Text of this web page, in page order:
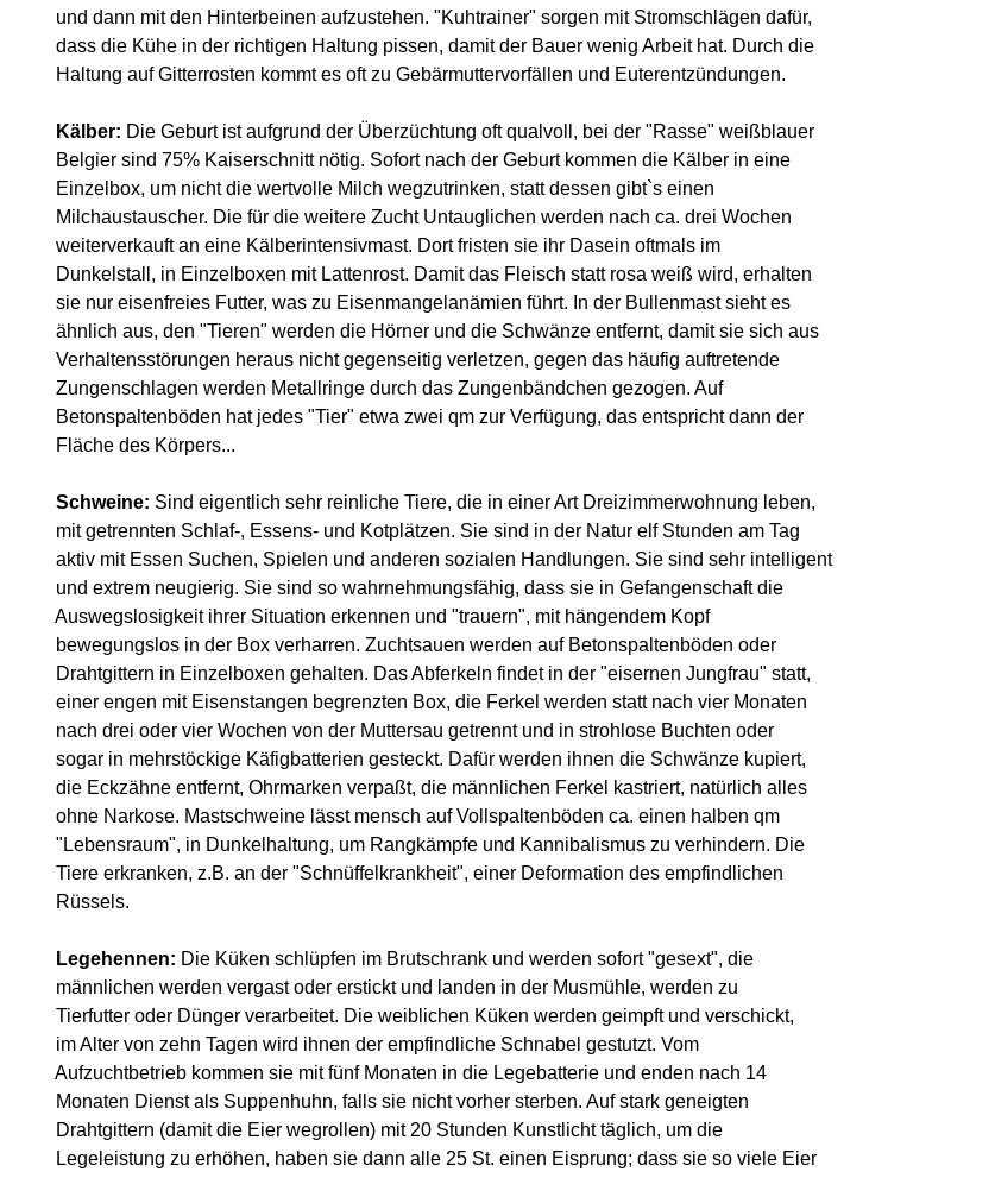
und dann mit den Hinterbeinen aufzustehen. "Kuhtrainer" sorgen mit Stromschlägen dafür,
dass die Kühe in der richtigen Haltung pissen, damit der Bauer wenig Arbeit hat. Durch die
Haltung auf Gitterrosten kommt es oft zu Gebärmuttervorfällen und Euterentzündungen.
Kälber: Die Geburt ist aufgrund der Überzüchtung oft qualvoll, bei der "Rasse" weißblauer
Belgier sind 75% Kaiserschnitt nötig. Sofort nach der Geburt kommen die Kälber in eine
Einzelbox, um nicht die wertvolle Milch wegzutrinken, statt dessen gibt`s einen
Milchaustauscher. Die für die weitere Zucht Untauglichen werden nach ca. drei Wochen
weiterverkauft an eine Kälberintensivmast. Dort fristen sie ihr Dasein oftmals im
Dunkelstall, in Einzelboxen mit Lattenrost. Damit das Fleisch statt rosa weiß wird, erhalten
sie nur eisenfreies Futter, was zu Eisenmangelanämien führt. In der Bullenmast sieht es
ähnlich aus, den "Tieren" werden die Hörner und die Schwänze entfernt, damit sie sich aus
Verhaltensstörungen heraus nicht gegenseitig verletzen, gegen das häufig auftretende
Zungenschlagen werden Metallringe durch das Zungenbändchen gezogen. Auf
Betonspaltenböden hat jedes "Tier" etwa zwei qm zur Verfügung, das entspricht dann der
Fläche des Körpers...
Schweine: Sind eigentlich sehr reinliche Tiere, die in einer Art Dreizimmerwohnung leben,
mit getrennten Schlaf-, Essens- und Kotplätzen. Sie sind in der Natur elf Stunden am Tag
aktiv mit Essen Suchen, Spielen und anderen sozialen Handlungen. Sie sind sehr intelligent
und extrem neugierig. Sie sind so wahrnehmungsfähig, dass sie in Gefangenschaft die
Auswegslosigkeit ihrer Situation erkennen und "trauern", mit hängendem Kopf
bewegungslos in der Box verharren. Zuchtsauen werden auf Betonspaltenböden oder
Drahtgittern in Einzelboxen gehalten. Das Abferkeln findet in der "eisernen Jungfrau" statt,
einer engen mit Eisenstangen begrenzten Box, die Ferkel werden statt nach vier Monaten
nach drei oder vier Wochen von der Muttersau getrennt und in strohlose Buchten oder
sogar in mehrstöckige Käfigbatterien gesteckt. Dafür werden ihnen die Schwänze kupiert,
die Eckzähne entfernt, Ohrmarken verpaßt, die männlichen Ferkel kastriert, natürlich alles
ohne Narkose. Mastschweine lässt mensch auf Vollspaltenböden ca. einen halben qm
"Lebensraum", in Dunkelhaltung, um Rangkämpfe und Kannibalismus zu verhindern. Die
Tiere erkranken, z.B. an der "Schnüffelkrankheit", einer Deformation des empfindlichen
Rüssels.
Legehennen: Die Küken schlüpfen im Brutschrank und werden sofort "gesext", die
männlichen werden vergast oder erstickt und landen in der Musmühle, werden zu
Tierfutter oder Dünger verarbeitet. Die weiblichen Küken werden geimpft und verschickt,
im Alter von zehn Tagen wird ihnen der empfindliche Schnabel gestutzt. Vom
Aufzuchtbetrieb kommen sie mit fünf Monaten in die Legebatterie und enden nach 14
Monaten Dienst als Suppenhuhn, falls sie nicht vorher sterben. Auf stark geneigten
Drahtgittern (damit die Eier wegrollen) mit 20 Stunden Kunstlicht täglich, um die
Legeleistung zu erhöhen, haben sie dann alle 25 St. einen Eisprung; dass sie so viele Eier